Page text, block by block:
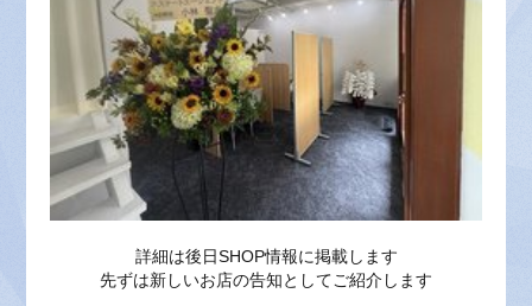
詳細は後日SHOP情報に掲載します
先ずは新しいお店の告知としてご紹介します